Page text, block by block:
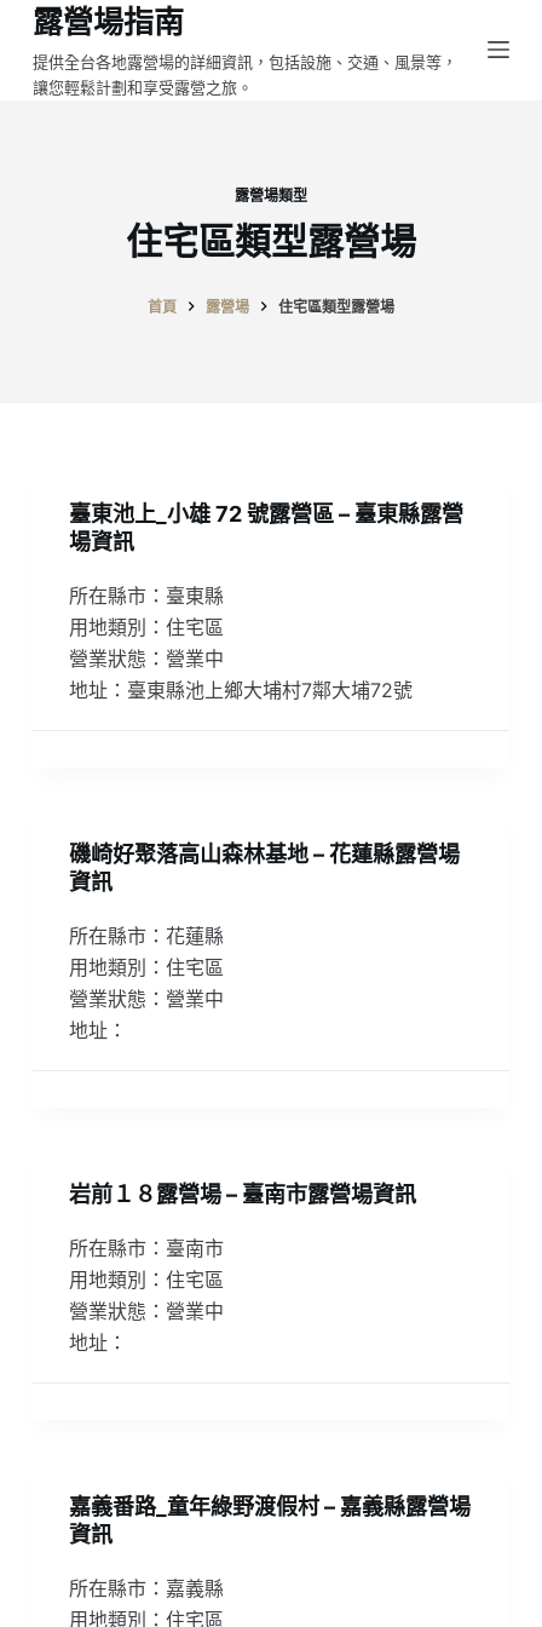
跳
至
主
露營場指南
提供全台各地露營場的詳細資訊，包括設施、交通、風景等，
讓您輕鬆計劃和享受露營之旅。
露營場類型
住宅區類型露營場
首頁 露營場 住宅區類型露營場
臺東池上_小雄 72 號露營區 – 臺東縣露營
場資訊
所在縣市：臺東縣
用地類別：住宅區
營業狀態：營業中
地址：臺東縣池上鄉大埔村7鄰大埔72號
磯崎好聚落高山森林基地 – 花蓮縣露營場
資訊
所在縣市：花蓮縣
用地類別：住宅區
營業狀態：營業中
地址：
岩前１８露營場 – 臺南市露營場資訊
所在縣市：臺南市
用地類別：住宅區
營業狀態：營業中
地址：
嘉義番路_童年綠野渡假村 – 嘉義縣露營場
資訊
所在縣市：嘉義縣
用地類別：住宅區